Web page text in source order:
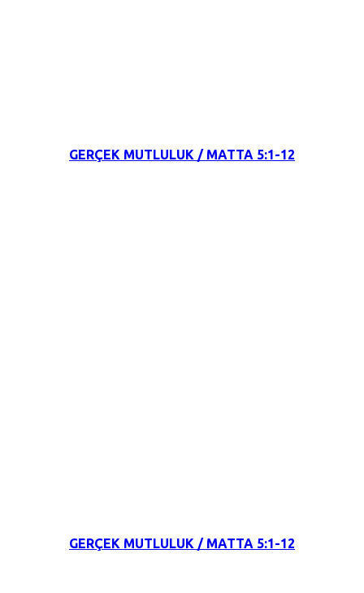
GERÇEK MUTLULUK / MATTA 5:1-12
GERÇEK MUTLULUK / MATTA 5:1-12